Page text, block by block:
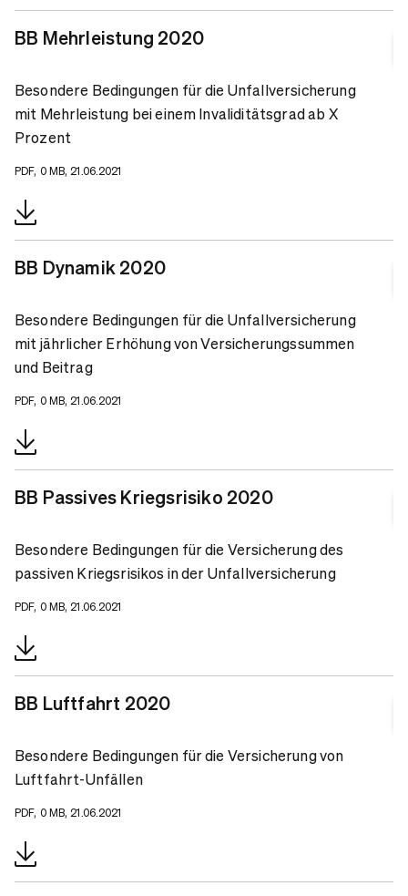
BB Mehrleistung 2020
Besondere Bedingungen für die Unfallversicherung
mit Mehrleistung bei einem Invaliditätsgrad ab X
Prozent
PDF, 0 MB, 21.06.2021
BB Dynamik 2020
Besondere Bedingungen für die Unfallversicherung
mit jährlicher Erhöhung von Versicherungssummen
und Beitrag
PDF, 0 MB, 21.06.2021
BB Passives Kriegsrisiko 2020
Besondere Bedingungen für die Versicherung des
passiven Kriegsrisikos in der Unfallversicherung
PDF, 0 MB, 21.06.2021
BB Luftfahrt 2020
Besondere Bedingungen für die Versicherung von
Luftfahrt-Unfällen
PDF, 0 MB, 21.06.2021